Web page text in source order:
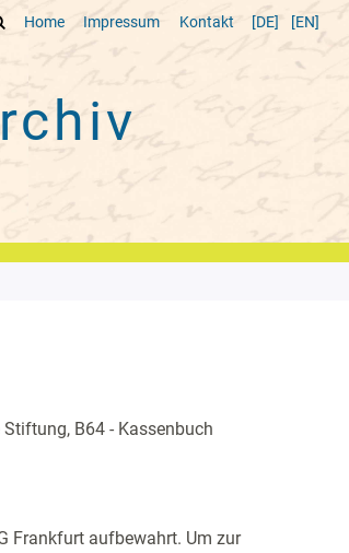
Home Impressum Kontakt [DE] [EN]
B64 - Kassenbuch
Frankfurt aufbewahrt. Um zur